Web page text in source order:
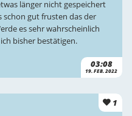
03:08
19. FEB. 2022
länger nicht gespeichert
gut frusten das der
es sehr wahrscheinlich
bisher bestätigen.
1